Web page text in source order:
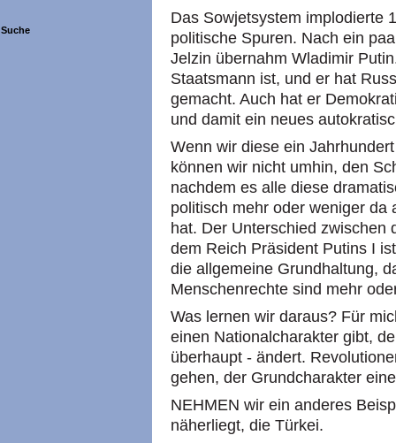
Suche
Das Sowjetsystem implodierte
politische Spuren. Nach ein
Jelzin übernahm Wladimir
Staatsmann ist, und er hat
gemacht. Auch hat er
und damit ein neues
Wenn wir diese ein
können wir nicht umhin, den
nachdem es alle diese
politisch mehr oder weniger da
hat. Der Unterschied zwischen
dem Reich Präsident Putins I
die allgemeine Grundhaltung,
Menschenrechte sind mehr
Was lernen wir daraus? Für
einen Nationalcharakter gibt,
überhaupt - ändert.
gehen, der Grundcharakter
NEHMEN wir ein anderes
näherliegt, die Türkei.